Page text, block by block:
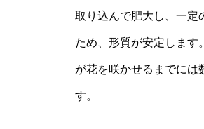
取り込んで肥大し、一定
ため、形質が安定します
が花を咲かせるまでには
す。